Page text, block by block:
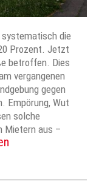
systematisch die
Prozent. Jetzt
betroffen. Dies
vergangenen
gegen
Empörung, Wut
solche
Mietern aus –